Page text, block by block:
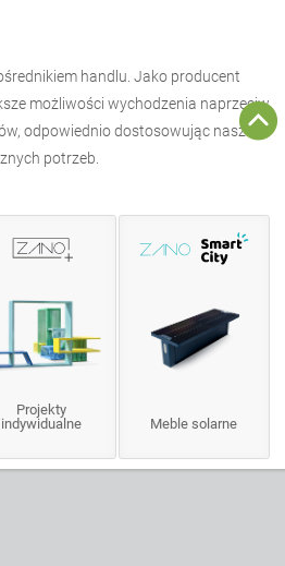
handlu. Jako producent
możliwości wychodzenia naprzeciw
odpowiednio dostosowując nasze
potrzeb.
Projekty
indywidualne
Meble solarne